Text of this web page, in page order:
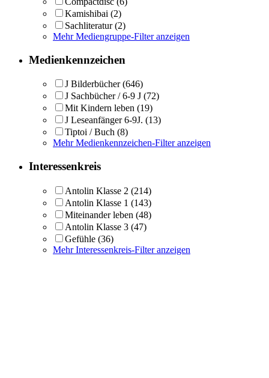
Kamishibai (2)
Sachliteratur (2)
Mehr Mediengruppe-Filter anzeigen
Medienkennzeichen
J Bilderbücher (646)
J Sachbücher / 6-9 J (72)
Mit Kindern leben (19)
J Leseanfänger 6-9J. (13)
Tiptoi / Buch (8)
Mehr Medienkennzeichen-Filter anzeigen
Interessenkreis
Antolin Klasse 2 (214)
Antolin Klasse 1 (143)
Miteinander leben (48)
Antolin Klasse 3 (47)
Gefühle (36)
Mehr Interessenkreis-Filter anzeigen